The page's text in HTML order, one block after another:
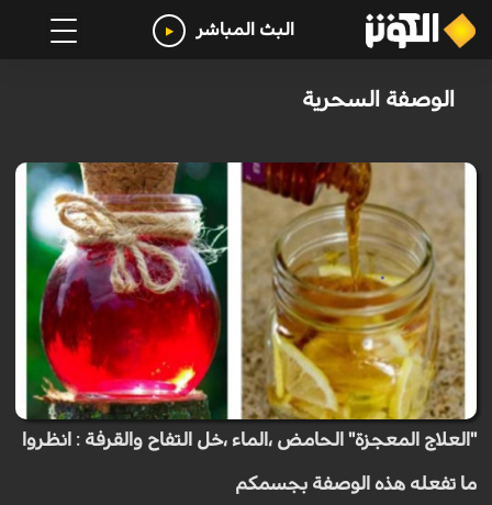
البث المباشر
الوصفة السحرية
"العلاج المعجزة" الحامض ،الماء ،خل التفاح والقرفة : انظروا
ما تفعله هذه الوصفة بجسمكم